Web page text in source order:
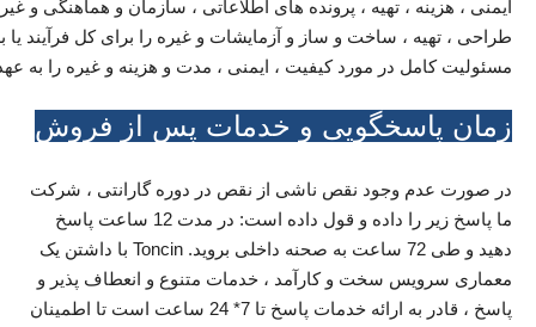
طراحی ، تهیه ، ساخت و ساز و آزمایشات و غیره را برای کل فرآیند
مسئولیت کامل در مورد کیفیت ، ایمنی ، مدت و هزینه و غیره را به
زمان پاسخگویی و خدمات پس از فروش
در صورت عدم وجود نقص ناشی از نقص در دوره گارانتی ، شرکت
ما پاسخ زیر را داده و قول داده است: در مدت 12 ساعت پاسخ
دهید و طی 72 ساعت به صحنه داخلی بروید. Toncin با داشتن یک
معماری سرویس سخت و کارآمد ، خدمات متنوع و انعطاف پذیر و
پاسخ ، قادر به ارائه خدمات پاسخ تا 7* 24 ساعت است تا اطمینان